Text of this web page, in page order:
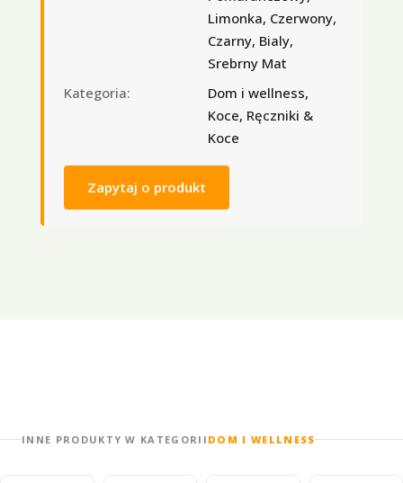
Limonka, Czerwony,
Czarny, Bialy,
Srebrny Mat
Kategoria:
Dom i wellness,
Koce, Ręczniki &
Koce
Zapytaj o produkt
INNE PRODUKTY W KATEGORII DOM I WELLNESS